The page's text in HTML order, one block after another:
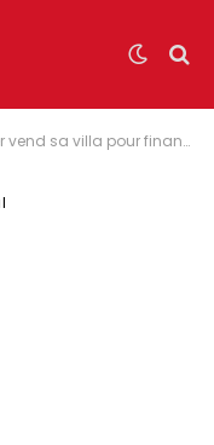
ses soins ? Ce que les médias oublient de dire